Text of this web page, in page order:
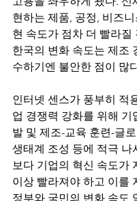
현하는 제품, 공정, 비즈
현 속도가 점차 더 빨라질
한국의 변화 속도는 제조
수하기엔 불안한 점이 많
인터넷 센스가 풍부히 적
업 경쟁력 강화를 위해 기
발 및 제조-교육 훈련-글
생태계 조성 등에 적극 나
보다 기업의 혁신 속도가
이상 빨라져야 하고 이를
정부와 국민의 변화 속도